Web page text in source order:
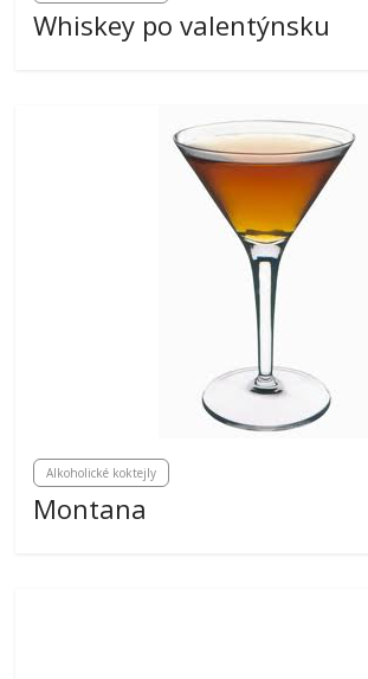
Whiskey po valentýnsku
Alkoholické koktejly
Montana